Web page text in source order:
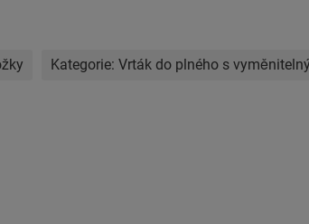
Kategorie: Vrták do plného s